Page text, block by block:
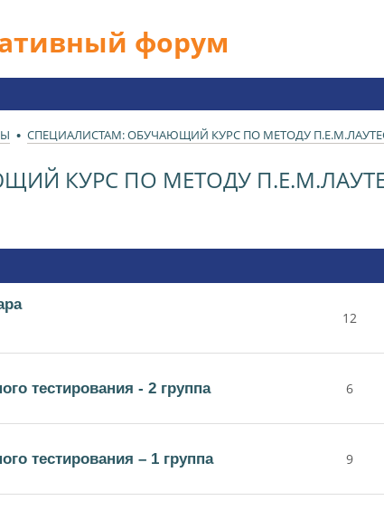
форум
СПЕЦИАЛИСТАМ: ОБУЧАЮЩИЙ КУРС ПО МЕТОДУ
КУРС ПО МЕТОДУ
12
тестирования - 2 группа 6
тестирования – 1 группа 9